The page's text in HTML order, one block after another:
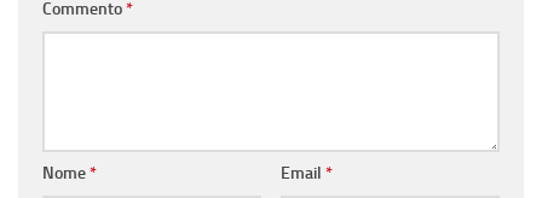
Commento*
Nome* Email *